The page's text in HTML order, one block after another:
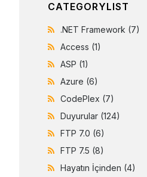
CATEGORYLIST
.NET Framework (7)
Access (1)
ASP (1)
Azure (6)
CodePlex (7)
Duyurular (124)
FTP 7.0 (6)
FTP 7.5 (8)
Hayatın İçinden (4)